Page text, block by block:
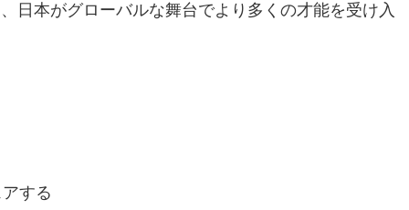
日本がグローバルな舞台でより多くの才能を受け入
する